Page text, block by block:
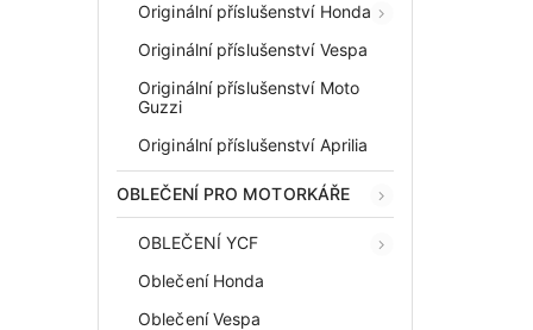
Originální příslušenství Honda
Originální příslušenství Vespa
Originální příslušenství Moto
Guzzi
Originální příslušenství Aprilia
OBLEČENÍ PRO MOTORKÁŘE
OBLEČENÍ YCF
Oblečení Honda
Oblečení Vespa